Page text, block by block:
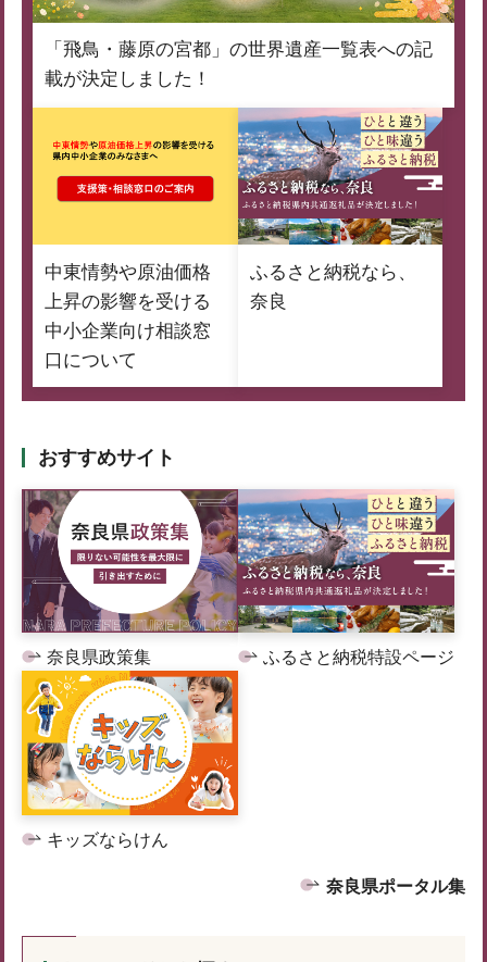
「飛鳥・藤原の宮都」の世界遺産一覧表への記
載が決定しました！
中東情勢や原油価格
上昇の影響を受ける
中小企業向け相談窓
口について
ふるさと納税なら、
奈良
おすすめサイト
奈良県政策集 ふるさと納税特設ページ
キッズならけん
奈良県ポータル集